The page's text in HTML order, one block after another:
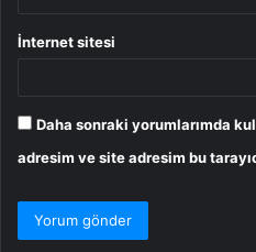
İnternet sitesi
Daha sonraki yorumlarımda
adresim ve site adresim bu